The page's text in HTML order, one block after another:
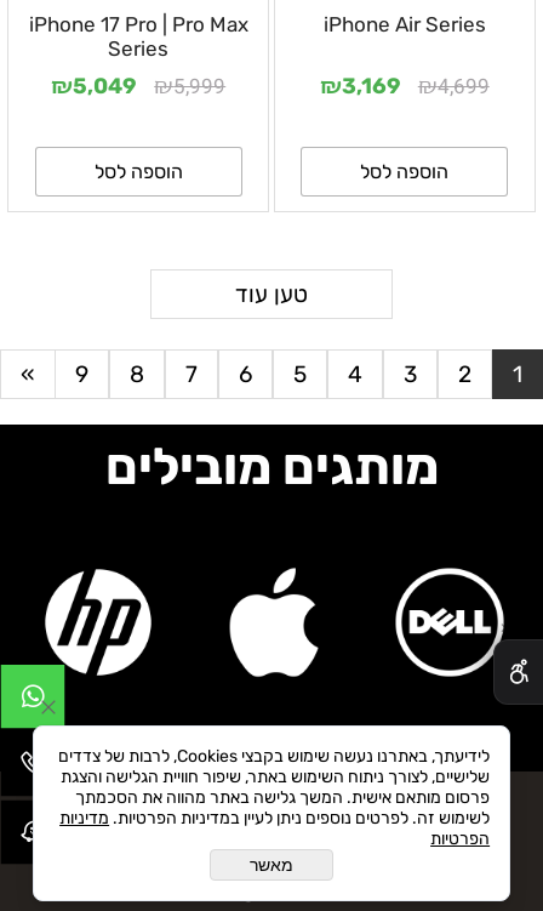
iPhone Air Series
₪4,699
₪3,169
הוספה לסל
iPhone 17 Pro | Pro Max
Series
₪5,999
₪5,049
הוספה לסל
טען עוד
1
2
3
4
5
6
7
8
9
»
מותגים מובילים
J O I N O U R
N E W S L E T T E R
✕
לידיעתך, באתרנו נעשה שימוש בקבצי Cookies, לרבות של צדדים
שלישיים, לצורך ניתוח השימוש באתר, שיפור חוויית הגלישה והצגת
פרסום מותאם אישית. המשך גלישה באתר מהווה את הסכמתך
לשימוש זה. לפרטים נוספים ניתן לעיין במדיניות הפרטיות. מדיניות
הפרטיות
מאשר